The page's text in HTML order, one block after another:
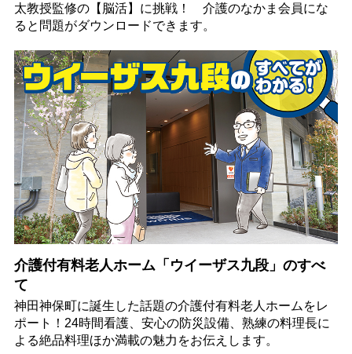
太教授監修の【脳活】に挑戦！ 介護のなかま会員にな
ると問題がダウンロードできます。
介護付有料老人ホーム「ウイーザス九段」のすべ
て
神田神保町に誕生した話題の介護付有料老人ホームをレ
ポート！24時間看護、安心の防災設備、熟練の料理長に
よる絶品料理ほか満載の魅力をお伝えします。